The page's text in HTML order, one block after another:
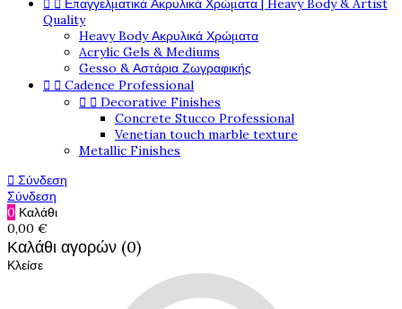
  Επαγγελματικά Ακρυλικά Χρώματα | Heavy Body & Artist
Quality
Heavy Body Ακρυλικά Χρώματα
Acrylic Gels & Mediums
Gesso & Αστάρια Ζωγραφικής
  Cadence Professional
  Decorative Finishes
Concrete Stucco Professional
Venetian touch marble texture
Metallic Finishes
 Σύνδεση
Σύνδεση
0 Καλάθι
0,00 €
Καλάθι αγορών (0)
Κλείσε